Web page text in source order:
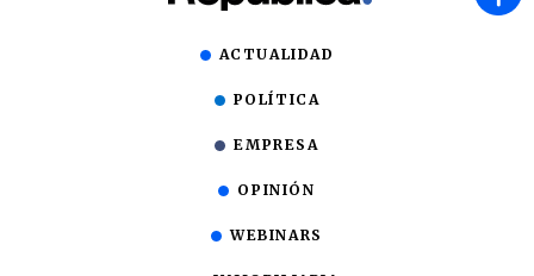
ACTUALIDAD
POLÍTICA
EMPRESA
OPINIÓN
WEBINARS